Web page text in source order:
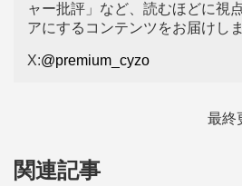
ャー批評」など、読むほどに視
アにするコンテンツをお届けしま
X:@premium_cyzo
最終
関連記事